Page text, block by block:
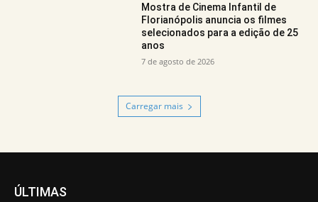
Mostra de Cinema Infantil de
Florianópolis anuncia os filmes
selecionados para a edição de 25
anos
7 de agosto de 2026
Carregar mais
ÚLTIMAS